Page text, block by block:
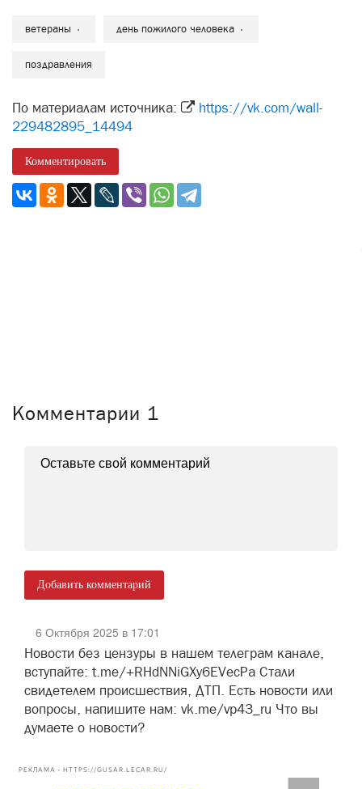
ветераны день пожилого человека
поздравления
По материалам источника:
https://vk.com/wall-
229482895_14494
Комментировать
Комментарии 1
Добавить комментарий
6 Октября 2025 в 17:01
Новости без цензуры в нашем телеграм канале,
вступайте: t.me/+RHdNNiGXy6EVecPa Стали
свидетелем происшествия, ДТП. Есть новости или
вопросы, напишите нам: vk.me/vp43_ru Что вы
думаете о новости?
РЕКЛАМА • HTTPS://GUSAR.LECAR.RU/